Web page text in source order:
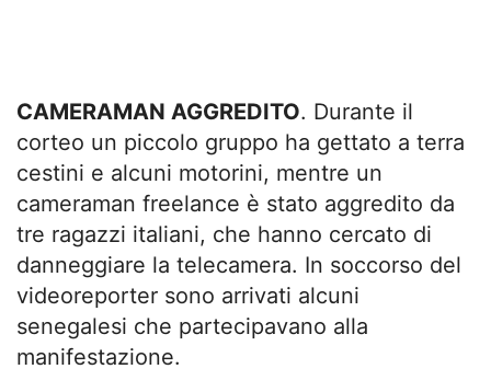
CAMERAMAN AGGREDITO. Durante il
corteo un piccolo gruppo ha gettato a terra
cestini e alcuni motorini, mentre un
cameraman freelance è stato aggredito da
tre ragazzi italiani, che hanno cercato di
danneggiare la telecamera. In soccorso del
videoreporter sono arrivati alcuni
senegalesi che partecipavano alla
manifestazione.